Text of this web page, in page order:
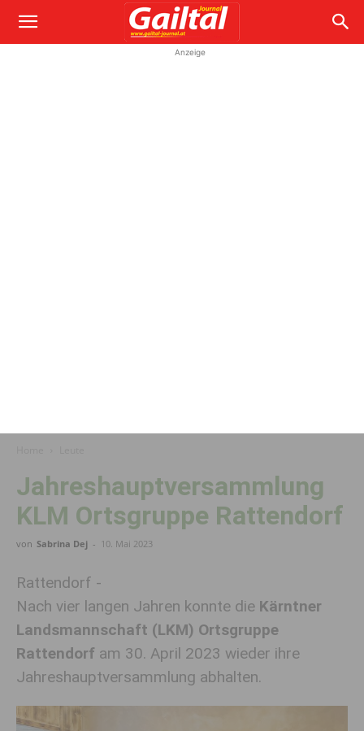
Anzeige
Jahreshauptversammlung
KLM Ortsgruppe Rattendorf
von Sabrina Dej - 10. Mai 2023
Rattendorf -
Nach vier langen Jahren konnte die Kärntner
Landsmannschaft (LKM) Ortsgruppe
Rattendorf am 30. April 2023 wieder ihre
Jahreshauptversammlung abhalten.